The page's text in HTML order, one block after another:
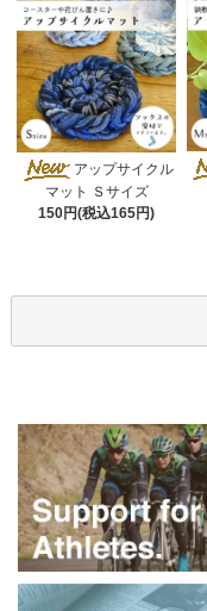
アップサイクル
マット Ｓサイズ
150円(税込165円)